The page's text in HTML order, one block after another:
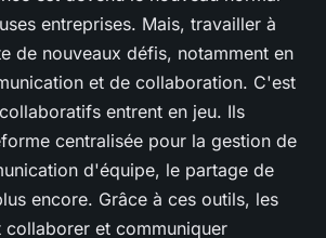
entreprises. Mais, travailler à
de nouveaux défis, notamment en
et de collaboration. C'est
entrent en jeu. Ils
centralisée pour la gestion de
d'équipe, le partage de
encore. Grâce à ces outils, les
collaborer et communiquer